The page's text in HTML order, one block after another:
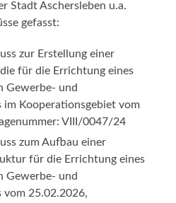
Stadt Aschersleben u.a.
gefasst:
zur Erstellung einer
für die Errichtung eines
Gewerbe- und
im Kooperationsgebiet vom
VIII/0047/24
zum Aufbau einer
für die Errichtung eines
Gewerbe- und
vom 25.02.2026,